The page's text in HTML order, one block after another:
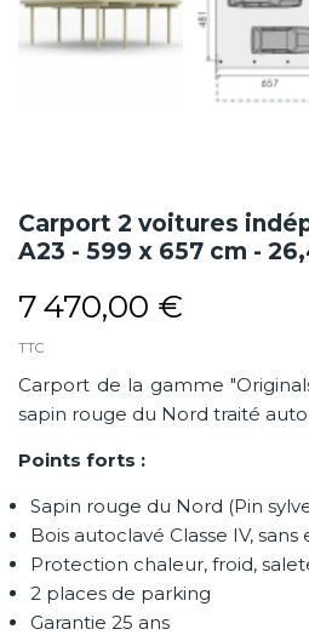
Carport 2 voitures
A23 - 599 x 657 cm -
7 470,00 €
TTC
Carport de la gamme
sapin rouge du Nord traité
Points forts :
Sapin rouge du Nord (Pin
Bois autoclavé Classe IV,
Protection chaleur, froid,
2 places de parking
Garantie 25 ans